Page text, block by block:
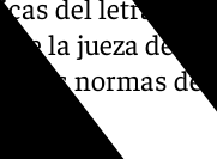
de la jueza de
las normas